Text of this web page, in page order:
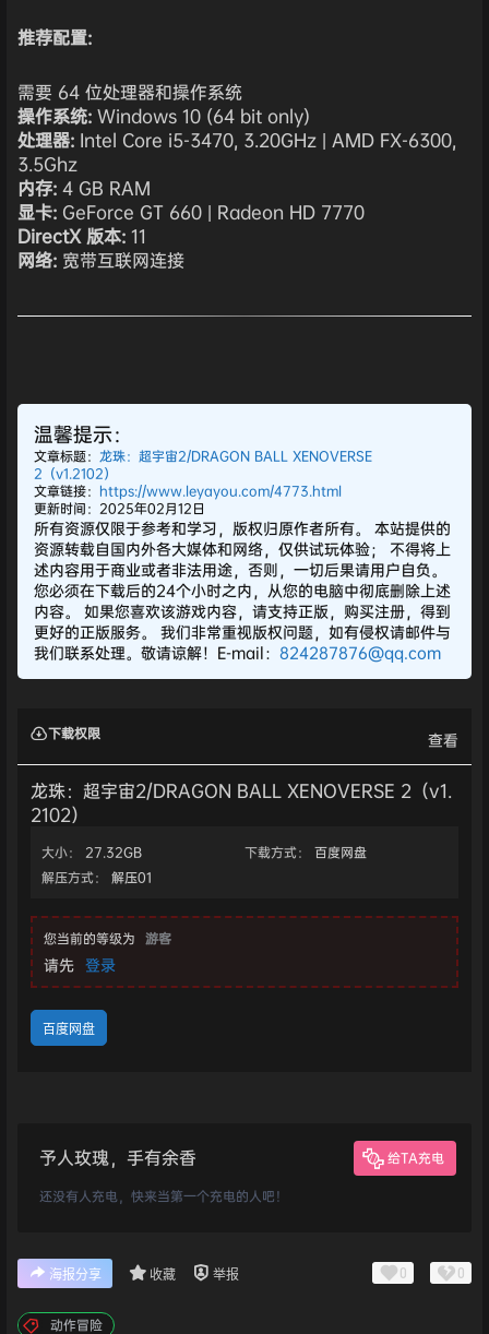
推荐配置:
需要 64 位处理器和操作系统
操作系统: Windows 10 (64 bit only)
处理器: Intel Core i5-3470, 3.20GHz | AMD FX-6300,
3.5Ghz
内存: 4 GB RAM
显卡: GeForce GT 660 | Radeon HD 7770
DirectX 版本: 11
网络: 宽带互联网连接
温馨提示：
文章标题： 龙珠：超宇宙2/DRAGON BALL XENOVERSE
2（v1.2102）
文章链接： https://www.leyayou.com/4773.html
更新时间：2025年02月12日
所有资源仅限于参考和学习，版权归原作者所有。 本站提供的
资源转载自国内外各大媒体和网络，仅供试玩体验； 不得将上
述内容用于商业或者非法用途，否则，一切后果请用户自负。
您必须在下载后的24个小时之内，从您的电脑中彻底删除上述
内容。 如果您喜欢该游戏内容，请支持正版，购买注册，得到
更好的正版服务。 我们非常重视版权问题，如有侵权请邮件与
我们联系处理。敬请谅解！E-mail： 824287876@qq.com
下载权限 查看
龙珠：超宇宙2/DRAGON BALL XENOVERSE 2（v1.
2102）
大小： 27.32GB 下载方式：
百度网盘
解压方式：
解压01
您当前的等级为 游客
请先 登录
百度网盘
予人玫瑰，手有余香 给TA充电
还没有人充电，快来当第一个充电的人吧！
海报分享 收藏 举报 0 0
动作冒险